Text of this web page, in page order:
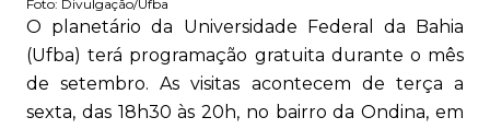
Foto: Divulgação/Ufba
O planetário da Universidade Federal da Bahia
(Ufba) terá programação gratuita durante o mês
de setembro. As visitas acontecem de terça a
sexta, das 18h30 às 20h, no bairro da Ondina, em